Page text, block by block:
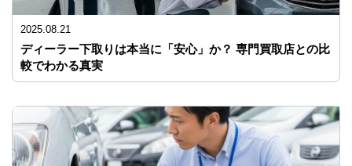
2025.08.21
ディーラー下取りは本当に「安心」か？ 専門買取店との比
較でわかる真実